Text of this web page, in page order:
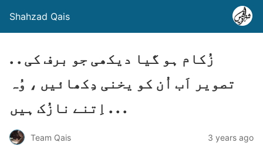
Shahzad Qais
. . زُکام ہو گیا دیکھی جو برف کی
تصویر اَب اُن کو یخنی دِکھائیں ، وُہ
اِتنے نازُک ہیں . . .
Team Qais 3 years ago